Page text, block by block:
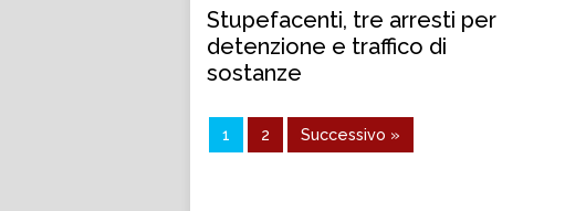
Stupefacenti, tre arresti per
detenzione e traffico di
sostanze
1 2 Successivo »